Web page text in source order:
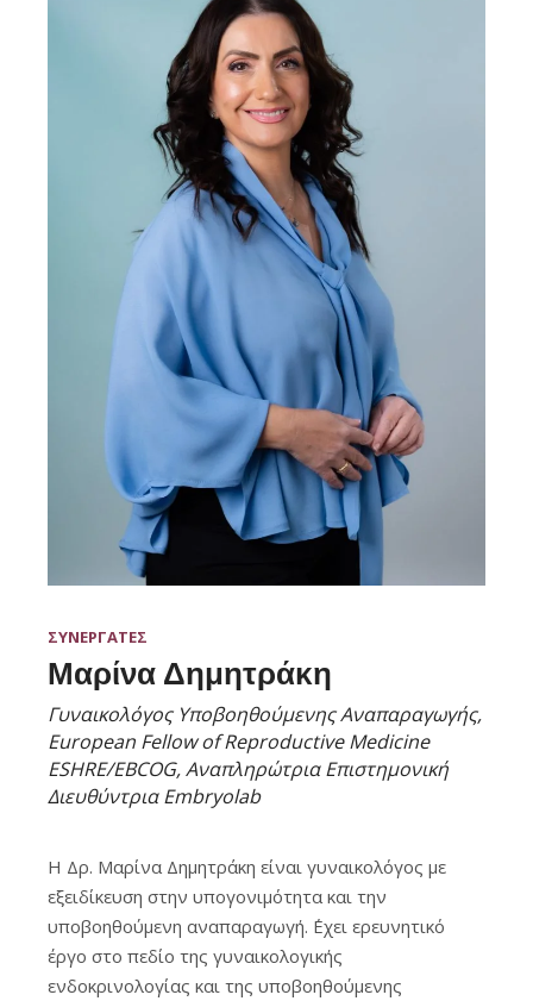
ΣΥΝΕΡΓΑΤΕΣ
Μαρίνα Δημητράκη
Γυναικολόγος Υποβοηθούμενης Αναπαραγωγής,
European Fellow of Reproductive Medicine
ESHRE/EBCOG, Αναπληρώτρια Επιστημονική
Διευθύντρια Embryolab
Η Δρ. Μαρίνα Δημητράκη είναι γυναικολόγος με
εξειδίκευση στην υπογονιμότητα και την
υποβοηθούμενη αναπαραγωγή. ΄Εχει ερευνητικό
έργο στο πεδίο της γυναικολογικής
ενδοκρινολογίας και της υποβοηθούμενης